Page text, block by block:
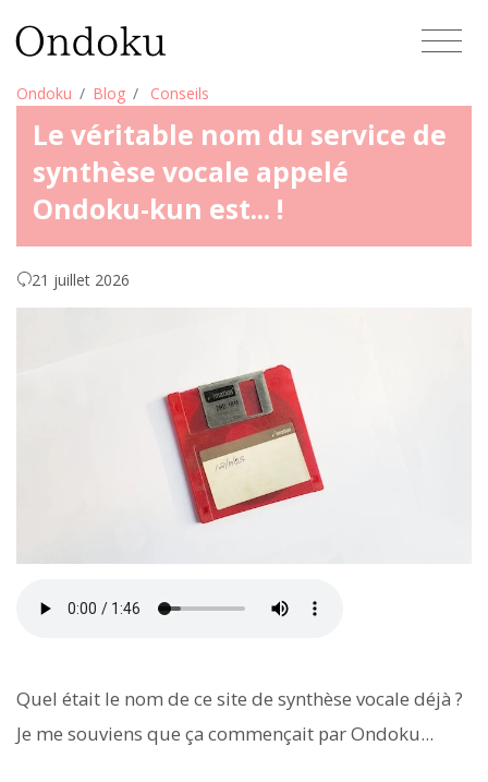
Ondoku Blog Conseils
Le véritable nom du service de
synthèse vocale appelé
Ondoku-kun est... !
21 juillet 2026
Quel était le nom de ce site de synthèse vocale déjà ?
Je me souviens que ça commençait par Ondoku...